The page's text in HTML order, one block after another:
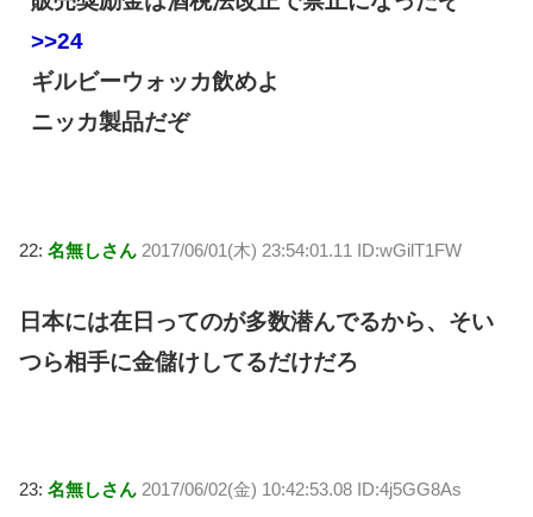
>>24
ギルビーウォッカ飲めよ
ニッカ製品だぞ
22: 名無しさん 2017/06/01(木) 23:54:01.11 ID:wGilT1FW
日本には在日ってのが多数潜んでるから、そい
つら相手に金儲けしてるだけだろ
23: 名無しさん 2017/06/02(金) 10:42:53.08 ID:4j5GG8As